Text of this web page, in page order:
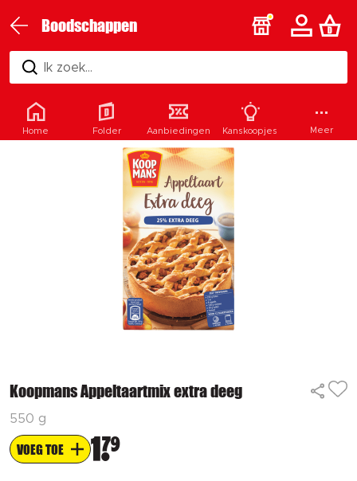
Boodschappen
Ik zoek...
Koopmans Appeltaartmix extra deeg
550 g
VOEG TOE 1 79
Home Folder Aanbiedingen Kanskoopjes Meer